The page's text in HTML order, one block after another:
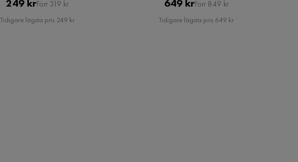
Pris
249 krOriginal
Pris
Förr 319 kr
Tidigare lägsta pris 249 kr
Pris
649 krOriginal
Pris
Förr 849 kr
Tidigare lägsta pris 649 kr